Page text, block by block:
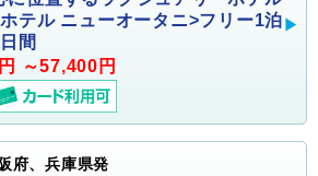
テル ニューオータニ>フリー1泊
間
～57,400円
府、兵庫県発